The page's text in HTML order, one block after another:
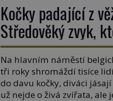
vztah k Židům, nemá se
Kočky padající z
Středověký zvyk,
rozpaky
Na hlavním náměstí
tři roky shromáždí tisíce
do davu kočky, diváci
už nejde o živá zvířata, ale